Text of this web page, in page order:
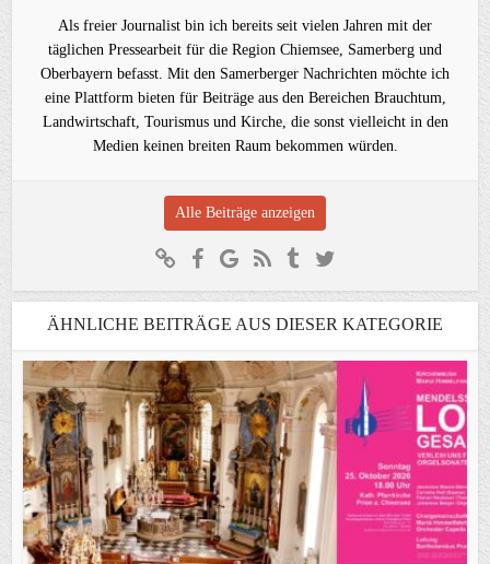
Als freier Journalist bin ich bereits seit vielen Jahren mit der
täglichen Pressearbeit für die Region Chiemsee, Samerberg und
Oberbayern befasst. Mit den Samerberger Nachrichten möchte ich
eine Plattform bieten für Beiträge aus den Bereichen Brauchtum,
Landwirtschaft, Tourismus und Kirche, die sonst vielleicht in den
Medien keinen breiten Raum bekommen würden.
Alle Beiträge anzeigen
ÄHNLICHE BEITRÄGE AUS DIESER KATEGORIE